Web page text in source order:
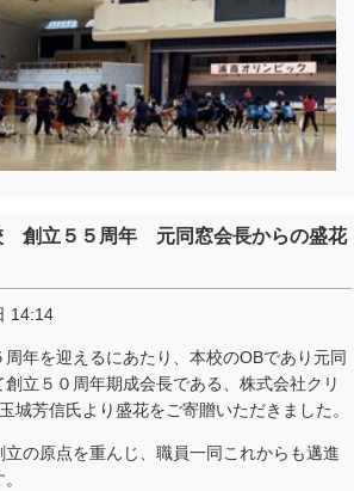
創立５５周年 元同窓会長からの盛花
14:14
周年を迎えるにあたり、本校のOBであり元同
創立５０周年期成会長である、株式会社クリ
城芳信氏より盛花をご寄贈いただきました。
立の原点を重んじ、職員一同これからも邁進